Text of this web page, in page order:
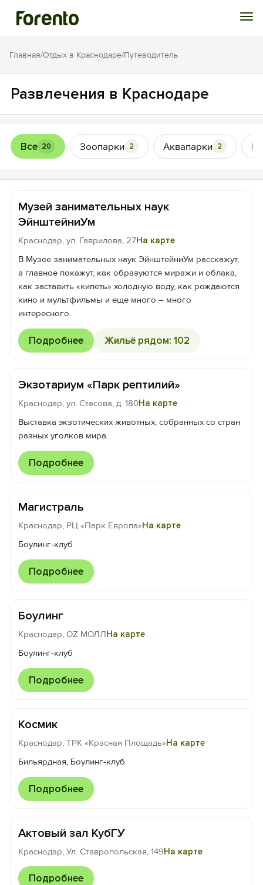
Войти
История просмотра
Добавить свой объект
Главная/Отдых в Краснодаре/Путеводитель
Развлечения в Краснодаре
Все 20 Зоопарки 2 Аквапарки 2
Музей занимательных наук
ЭйнштейниУм
Краснодар, ул. Гаврилова, 27На карте
В Музее занимательных наук ЭйнштейниУм расскажут,
а главное покажут, как образуются миражи и облака,
как заставить «кипеть» холодную воду, как рождаются
кино и мультфильмы и еще много – много
интересного.
Подробнее Жильё рядом: 102
Экзотариум «Парк рептилий»
Краснодар, ул. Стасова, д. 180На карте
Выставка экзотических животных, собранных со стран
разных уголков мира.
Подробнее
Магистраль
Краснодар, РЦ «Парк Европа»На карте
Боулинг-клуб
Подробнее
Боулинг
Краснодар, OZ МОЛЛНа карте
Боулинг-клуб
Подробнее
Космик
Краснодар, ТРК «Красная Площадь»На карте
Бильярдная, Боулинг-клуб
Подробнее
Актовый зал КубГУ
Краснодар, Ул. Ставропольская, 149На карте
Подробнее